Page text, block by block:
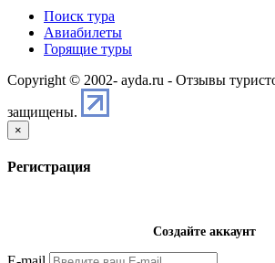
Поиск тура
Авиабилеты
Горящие туры
Copyright © 2002- ayda.ru - Отзывы
защищены.
×
Регистрация
Создайте аккаунт